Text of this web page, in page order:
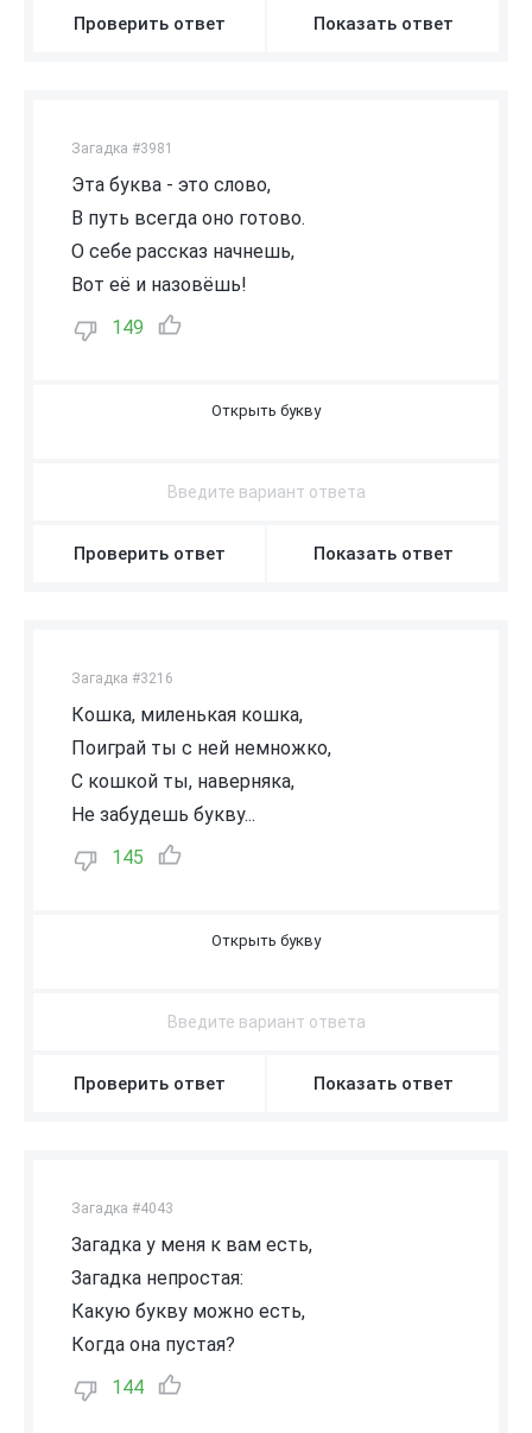
Проверить ответ Показать ответ
Загадка #3981
Эта буква - это слово,
В путь всегда оно готово.
О себе рассказ начнешь,
Вот её и назовёшь!
149
Проверить ответ Показать ответ
Загадка #3216
Кошка, миленькая кошка,
Поиграй ты с ней немножко,
С кошкой ты, наверняка,
Не забудешь букву...
145
Проверить ответ Показать ответ
Загадка #4043
Загадка у меня к вам есть,
Загадка непростая:
Какую букву можно есть,
Когда она пустая?
144